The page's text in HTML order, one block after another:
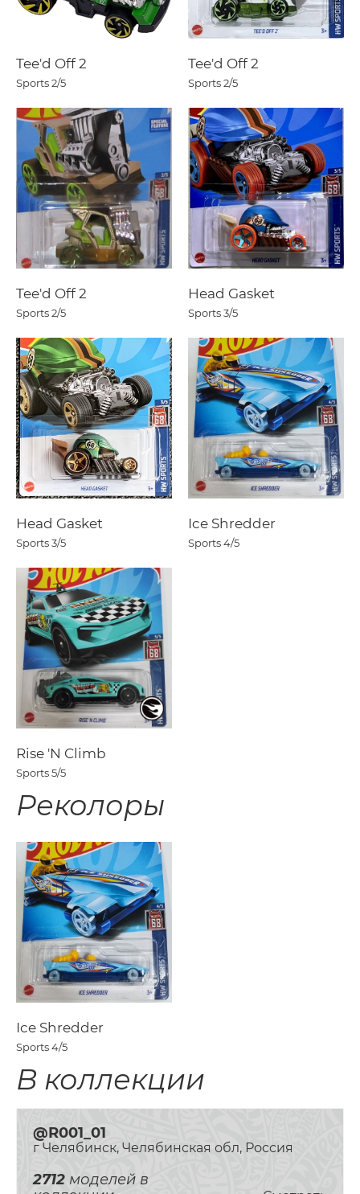
Tee'd Off 2
Sports2/5
Tee'd Off 2
Sports2/5
Tee'd Off 2
Sports2/5
Head Gasket
Sports3/5
Head Gasket
Sports3/5
Ice Shredder
Sports4/5
Rise 'N Climb
Sports5/5
Реколоры
Ice Shredder
Sports4/5
В коллекции
@R001_01
г Челябинск, Челябинская обл, Россия
2712 моделей в